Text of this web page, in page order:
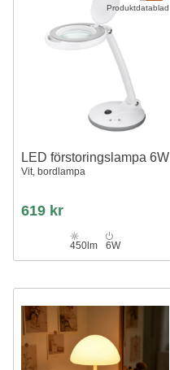
Produktdatablad
LED förstoringslampa 6W
Vit, bordlampa
619 kr
450lm 6W